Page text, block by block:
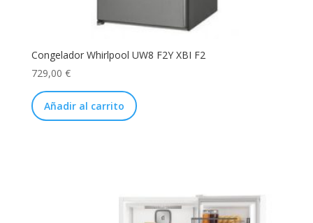
Congelador Whirlpool UW8 F2Y XBI F2
729,00 €
Añadir al carrito